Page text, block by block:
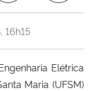
16h15
Elétrica
Maria (UFSM)